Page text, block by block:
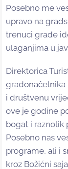
Posebno me
upravo na
trenuci grade
ulaganjima u
Direktorica
gradonačelnika
i društvenu
ove je godine
bogat i raznolik
Posebno nas
programe, ali i
kroz Božićni